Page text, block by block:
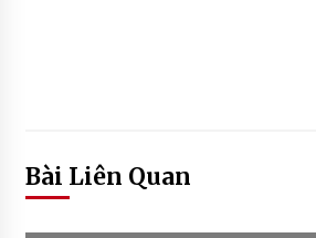
Bài Liên Quan